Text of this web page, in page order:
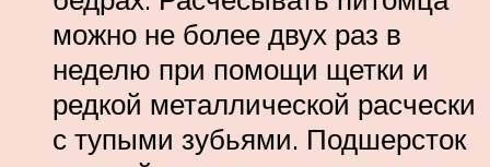
можно не более двух раз в
неделю при помощи щетки и
редкой металлической расчески
с тупыми зубьями. Подшерсток